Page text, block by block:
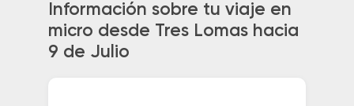
Información sobre tu viaje en
micro desde Tres Lomas hacia
9 de Julio